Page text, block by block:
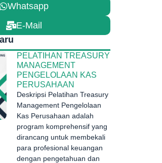
Whatsapp
E-Mail
PELATIHAN TREASURY
MANAGEMENT
PENGELOLAAN KAS
PERUSAHAAN
Deskripsi Pelatihan Treasury
Management Pengelolaan
Kas Perusahaan adalah
program komprehensif yang
dirancang untuk membekali
para profesional keuangan
dengan pengetahuan dan